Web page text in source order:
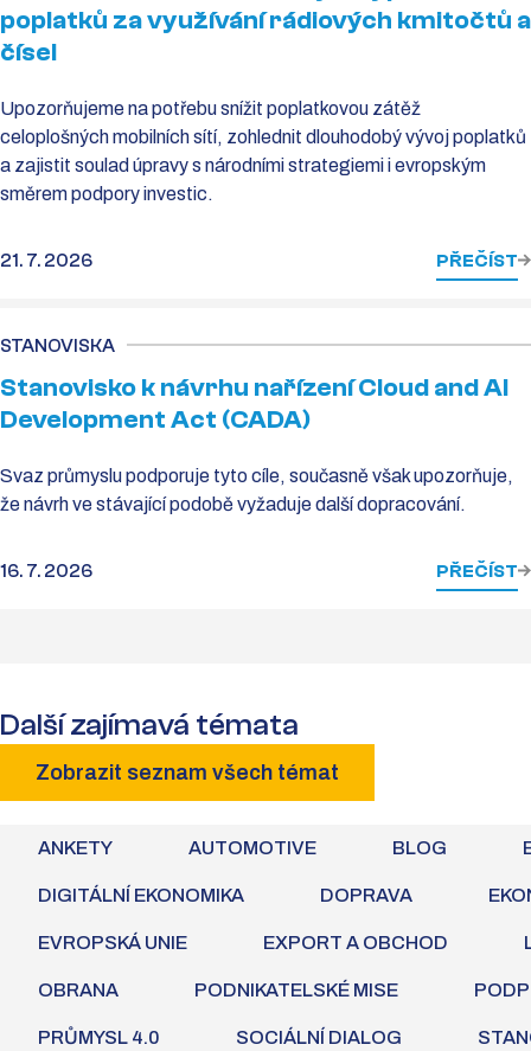
poplatků za využívání rádiových kmitočtů a
čísel
Upozorňujeme na potřebu snížit poplatkovou zátěž
celoplošných mobilních sítí, zohlednit dlouhodobý vývoj poplatků
a zajistit soulad úpravy s národními strategiemi i evropským
směrem podpory investic.
21. 7. 2026 PŘEČÍST
STANOVISKA
Stanovisko k návrhu nařízení Cloud and AI
Development Act (CADA)
Svaz průmyslu podporuje tyto cíle, současně však upozorňuje,
že návrh ve stávající podobě vyžaduje další dopracování.
16. 7. 2026 PŘEČÍST
Další zajímavá témata
Zobrazit seznam všech témat
ANKETY AUTOMOTIVE BLOG
DIGITÁLNÍ EKONOMIKA DOPRAVA
EVROPSKÁ UNIE EXPORT A OBCHOD
OBRANA PODNIKATELSKÉ MISE
PRŮMYSL 4.0 SOCIÁLNÍ DIALOG